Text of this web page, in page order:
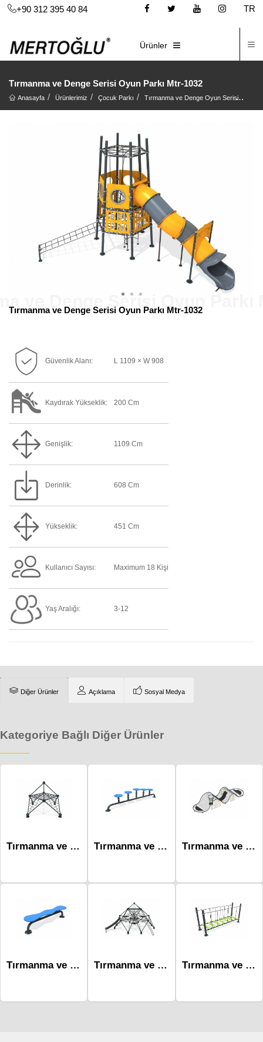
+90 312 395 40 84
TR
Ürünler
Tırmanma ve Denge Serisi Oyun Parkı Mtr-1032
Anasayfa Ürünlerimiz Çocuk Parkı Tırmanma ve Denge Oyun Serisi
Tırmanma ve Denge Serisi Oyun Parkı Mtr-1032
Güvenlik Alanı: L 1109 × W 908
Kaydırak Yükseklik: 200 Cm
Genişlik: 1109 Cm
Derinlik: 608 Cm
Yükseklik: 451 Cm
Kullanıcı Sayısı: Maximum 18 Kişi
Yaş Aralığı: 3-12
Diğer Ürünler Açıklama Sosyal Medya
Kategoriye Bağlı Diğer Ürünler
Tırmanma ve Denge Serisi Oyun Parkı Mtr-1035 Tırmanma ve Denge Serisi Oyun Parkı Mtr-1003 Tırmanma ve Denge Serisi Oyun Parkı Mtr-1045
Tırmanma ve Denge Serisi Oyun Parkı Mtr-1002 Tırmanma ve Denge Serisi Oyun Parkı Mtr-1037 Tırmanma ve Denge Serisi Oyun Parkı Mtr-1008